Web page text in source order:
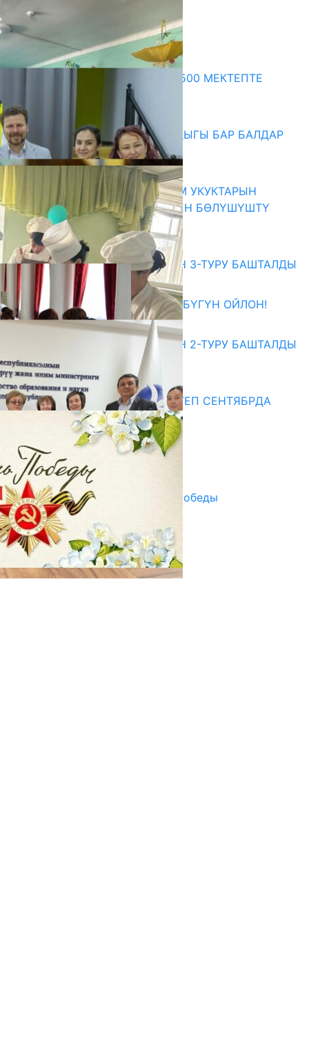
Комментарийлер
Акыркы жаңылыктар
ПРЕЗИДЕНТТИН ЖАРЛЫГЫ: 500 МЕКТЕПТЕ
ШАХМАТ ИЙРИМИ АЧЫЛАТ
06.08.2026
СҮЛҮКТҮ: ӨЗГӨЧӨ МУКТАЖДЫГЫ БАР БАЛДАР
ҮЧҮН БОРБОР АЧЫЛДЫ
06.08.2026
КЫРГЫЗ ЭКСПЕРТТЕРИ АДАМ УКУКТАРЫН
ОКУТУУ ТАЖРЫЙБАСЫ МЕНЕН БӨЛҮШҮШТҮ
06.08.2026
Абитуриент
ЖОЖДОРГО КАБЫЛ АЛУУНУН 3-ТУРУ БАШТАЛДЫ
27.07.2026
ӨЗҮҢДҮН КЕЛЕЧЕГИҢ ҮЧҮН БҮГҮН ОЙЛОН!
20.07.2026
ЖОЖДОРГО КАБЫЛ АЛУУНУН 2-ТУРУ БАШТАЛДЫ
20.07.2026
Медиа
СУЗАКТА 750 ОРУНДУУ МЕКТЕП СЕНТЯБРДА
ПАЙДАЛАНУУГА БЕРИЛЕТ
07.08.2025
Улуу Жеңиштин жандуу сөзү
29.04.2025
Награды в преддверии Дня Победы
29.04.2025